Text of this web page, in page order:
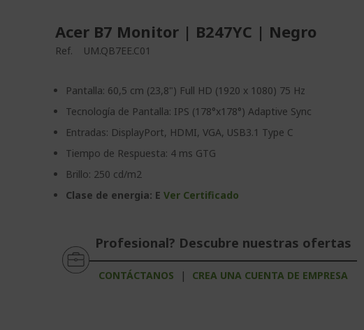
Acer B7 Monitor | B247YC | Negro
Ref. UM.QB7EE.C01
Pantalla: 60,5 cm (23,8") Full HD (1920 x 1080) 75 Hz
Tecnología de Pantalla: IPS (178°x178°) Adaptive Sync
Entradas: DisplayPort, HDMI, VGA, USB3.1 Type C
Tiempo de Respuesta: 4 ms GTG
Brillo: 250 cd/m2
Clase de energia: EVer Certificado
Profesional? Descubre nuestras ofertas
CONTÁCTANOS | CREA UNA CUENTA DE EMPRESA